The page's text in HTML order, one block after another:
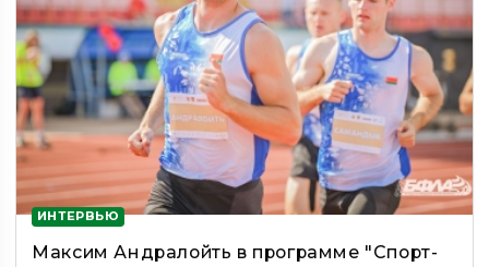
ИНТЕРВЬЮ
Максим Андралойть в программе "Спорт-